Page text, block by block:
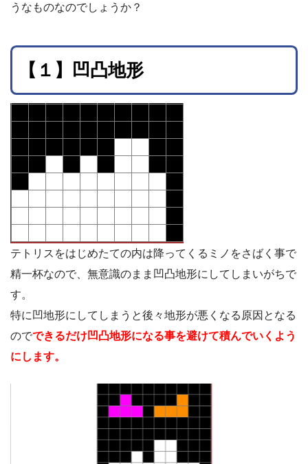
うなものなのでしょうか？
【１】凹凸地形
テトリスをはじめたての内は降ってくるミノをさばく事で
精一杯なので、無意識のまま凹凸地形にしてしまいがちで
す。
特に凹地形にしてしまうと後々地形が悪くなる原因となる
のでできるだけ凹凸地形になる事を避けて積んでいくよう
にします。